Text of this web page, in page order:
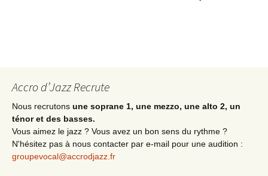
Accro d’Jazz Recrute
Nous recrutons une soprane 1, une mezzo, une alto 2, un
ténor et des basses.
Vous aimez le jazz ? Vous avez un bon sens du rythme ?
N'hésitez pas à nous contacter par e-mail pour une audition :
groupevocal@accrodjazz.fr